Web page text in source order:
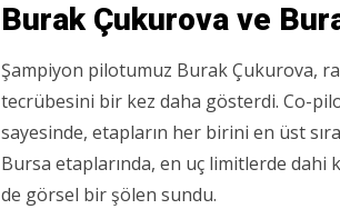
Burak Çukurova ve
Şampiyon pilotumuz Burak Çukurova,
tecrübesini bir kez daha gösterdi. Co-
sayesinde, etapların her birini en üst
Bursa etaplarında, en uç limitlerde dahi
de görsel bir şölen sundu.